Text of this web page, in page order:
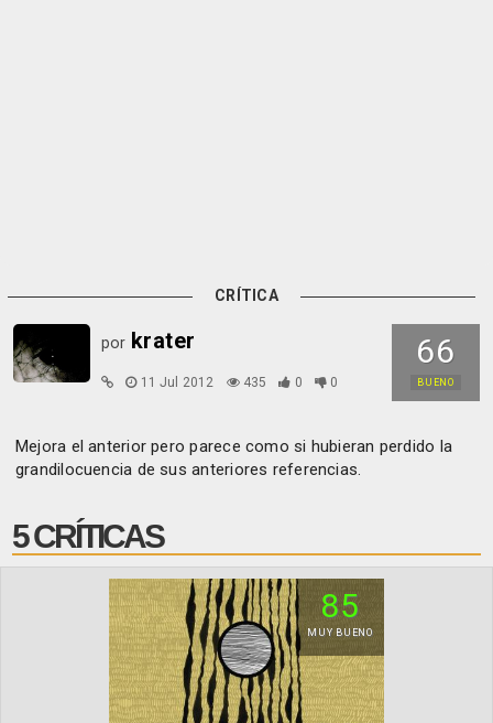
CRÍTICA
66
BUENO
por krater
11 Jul 2012 435 0 0
Mejora el anterior pero parece como si hubieran perdido la
grandilocuencia de sus anteriores referencias.
5 CRÍTICAS
85
MUY BUENO